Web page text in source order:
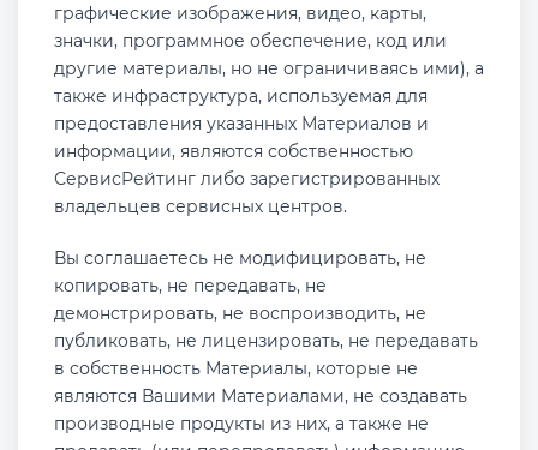
графические изображения, видео, карты,
значки, программное обеспечение, код или
другие материалы, но не ограничиваясь ими), а
также инфраструктура, используемая для
предоставления указанных Материалов и
информации, являются собственностью
СервисРейтинг либо зарегистрированных
владельцев сервисных центров.
Вы соглашаетесь не модифицировать, не
копировать, не передавать, не
демонстрировать, не воспроизводить, не
публиковать, не лицензировать, не передавать
в собственность Материалы, которые не
являются Вашими Материалами, не создавать
производные продукты из них, а также не